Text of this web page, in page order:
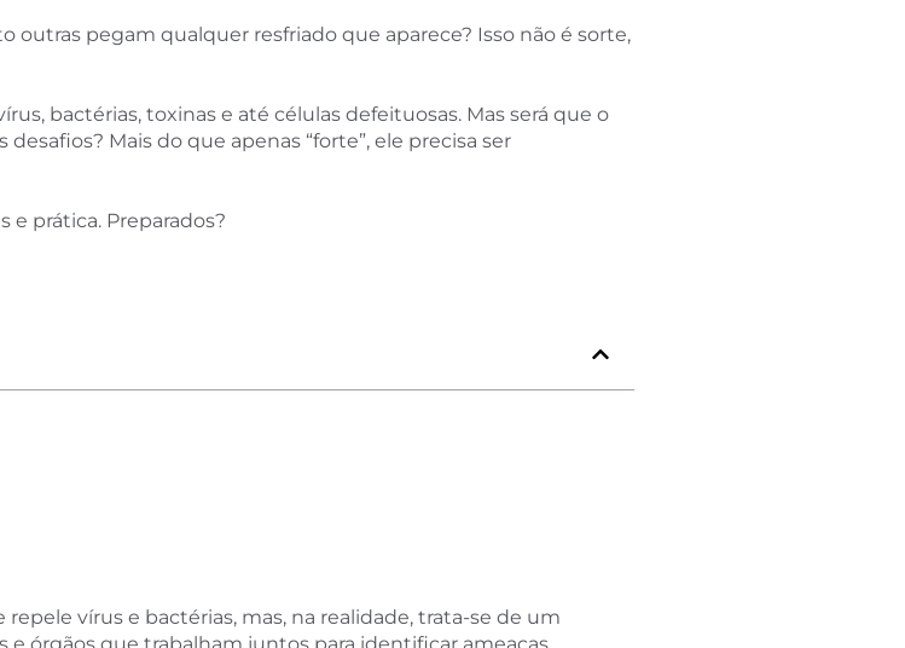
pegam qualquer resfriado que aparece? Isso não é sorte,
bactérias, toxinas e até células defeituosas. Mas será que o
Mais do que apenas “forte”, ele precisa ser
e prática. Preparados?
vírus e bactérias, mas, na realidade, trata-se de um
e órgãos que trabalham juntos para identificar ameaças,